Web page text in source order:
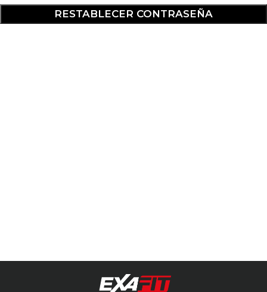
RESTABLECER CONTRASEÑA